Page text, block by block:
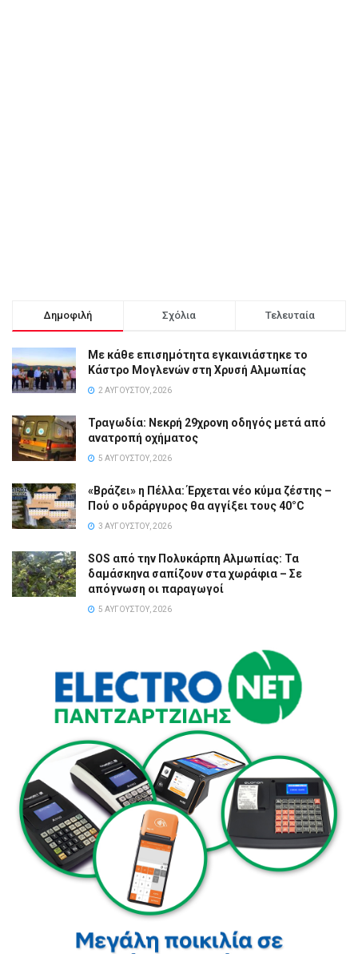
Δημοφιλή Σχόλια Τελευταία
Με κάθε επισημότητα εγκαινιάστηκε το
Κάστρο Μογλενών στη Χρυσή Αλμωπίας
2 ΑΥΓΟΎΣΤΟΥ, 2026
Τραγωδία: Νεκρή 29χρονη οδηγός μετά από
ανατροπή οχήματος
5 ΑΥΓΟΎΣΤΟΥ, 2026
«Βράζει» η Πέλλα: Έρχεται νέο κύμα ζέστης –
Πού ο υδράργυρος θα αγγίξει τους 40°C
3 ΑΥΓΟΎΣΤΟΥ, 2026
SOS από την Πολυκάρπη Αλμωπίας: Τα
δαμάσκηνα σαπίζουν στα χωράφια – Σε
απόγνωση οι παραγωγοί
5 ΑΥΓΟΎΣΤΟΥ, 2026